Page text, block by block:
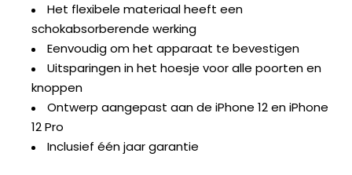
Het flexibele materiaal heeft een
schokabsorberende werking
Eenvoudig om het apparaat te bevestigen
Uitsparingen in het hoesje voor alle poorten en
knoppen
Ontwerp aangepast aan de iPhone 12 en iPhone
12 Pro
Inclusief één jaar garantie